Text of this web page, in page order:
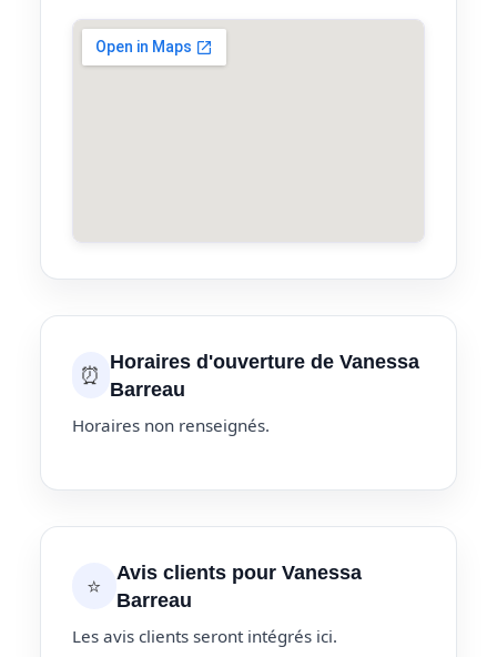
⏰ Horaires d'ouverture de Vanessa
Barreau
Horaires non renseignés.
⭐
Avis clients pour Vanessa
Barreau
Les avis clients seront intégrés ici.